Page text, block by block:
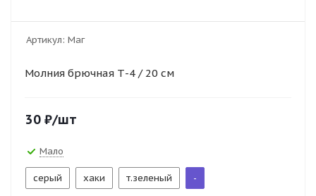
Артикул: Маг
Молния брючная Т-4 / 20 см
30 ₽/шт
Мало
серый хаки т.зеленый -